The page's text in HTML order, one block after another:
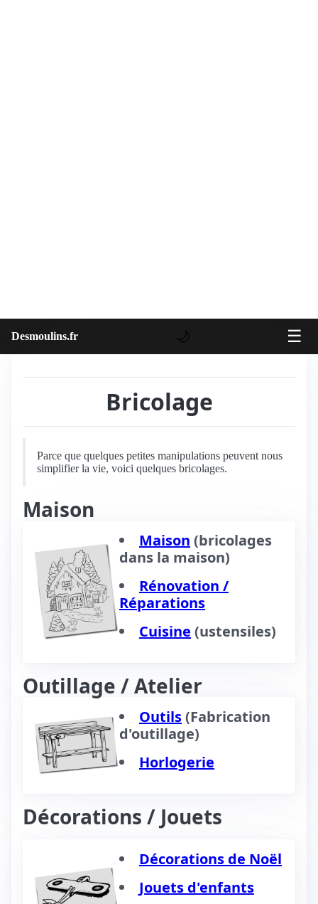
Desmoulins.fr 🌙 ☰
Bricolage
Parce que quelques petites manipulations peuvent nous
simplifier la vie, voici quelques bricolages.
Maison
Maison (bricolages
dans la maison)
Rénovation /
Réparations
Cuisine (ustensiles)
Outillage / Atelier
Outils(Fabrication
d'outillage)
Horlogerie
Décorations / Jouets
Décorations de Noël
Jouets d'enfants